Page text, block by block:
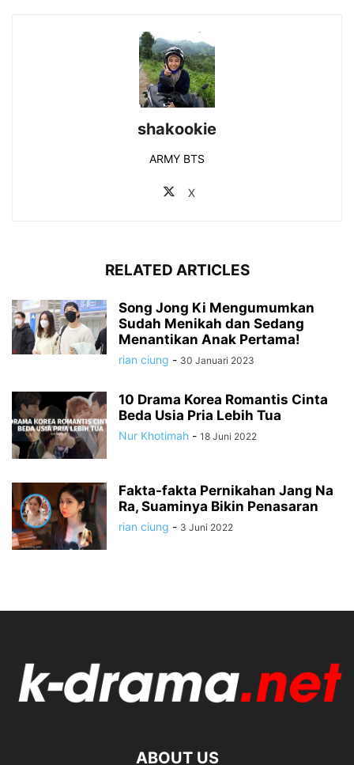
shakookie
ARMY BTS
X
RELATED ARTICLES
Song Jong Ki Mengumumkan
Sudah Menikah dan Sedang
Menantikan Anak Pertama!
rian ciung - 30 Januari 2023
10 Drama Korea Romantis Cinta
Beda Usia Pria Lebih Tua
Nur Khotimah - 18 Juni 2022
Fakta-fakta Pernikahan Jang Na
Ra, Suaminya Bikin Penasaran
rian ciung - 3 Juni 2022
ABOUT US